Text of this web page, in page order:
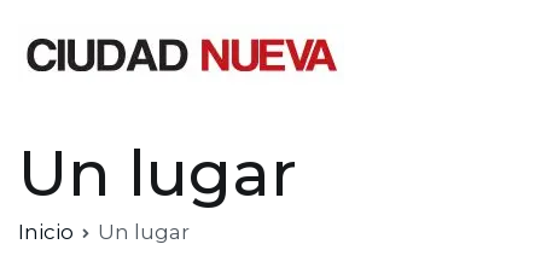
Un lugar
Inicio Un lugar